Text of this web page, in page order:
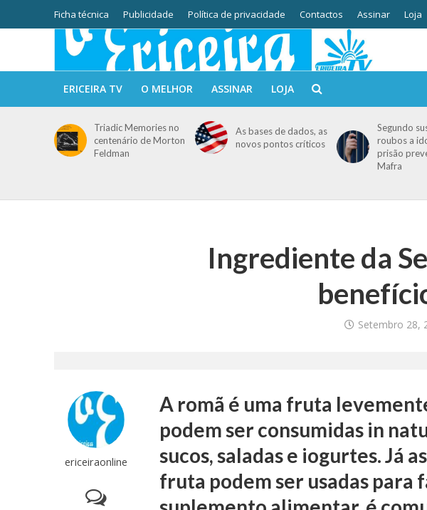
Ficha técnica Publicidade Política de privacidade Contactos Assinar Loja
ERICEIRA TV O MELHOR ASSINAR LOJA
Triadic Memories no
centenário de Morton
Feldman
As bases de dados, as
novos pontos críticos
Segundo
roubos a
prisão
Mafra
Ingrediente da
Setembro 28,
ericeiraonline
A romã é uma fruta
podem ser consumidas in
sucos, saladas e iogurtes. Já
fruta podem ser usadas para